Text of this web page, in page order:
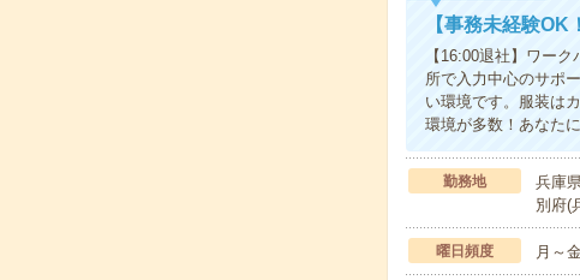
【事務未経験OK
【16:00退社】ワー
所で入力中心のサポ
い環境です。服装は
環境が多数！あなた
勤務地
兵庫
別府(
曜日頻度 月～